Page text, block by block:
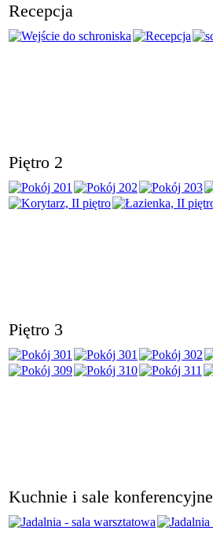
Recepcja
Piętro 2
Piętro 3
Kuchnie i sale konferencyjne